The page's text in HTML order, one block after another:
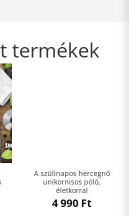
termékek
A szülinapos hercegnő
unikornisos póló,
életkorral
4 990 Ft